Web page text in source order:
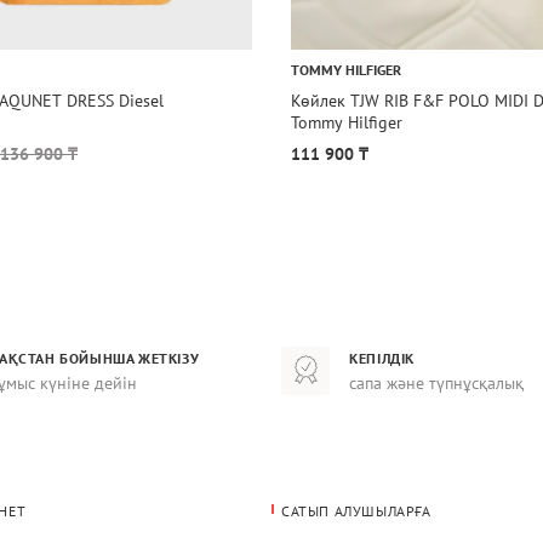
DRESS Diesel
136 900 ₸
TOMMY HILFIGER
Көйлек TJW RIB F&F POLO MIDI
Tommy Hilfiger
111 900 ₸
БОЙЫНША ЖЕТКІЗУ
күніне дейін
КЕПІЛДІК
сапа және түпнұсқалық
САТЫП АЛУШЫЛАРҒА